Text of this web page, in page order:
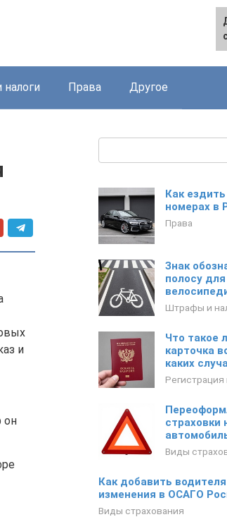
Права Другое
и
он
Как
номерах в
Права
Знак
полосу для
Штрафы и
Что такое
карточка
каких
Регистрация
страховки
Виды
Как добавить
изменения в ОСАГО
Виды страхования